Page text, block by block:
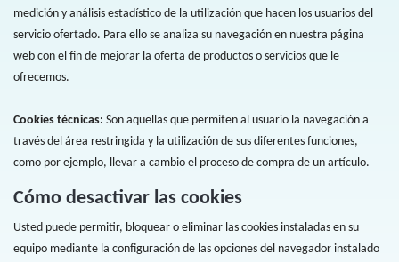
medición y análisis estadístico de la utilización que hacen los usuarios del
servicio ofertado. Para ello se analiza su navegación en nuestra página
web con el fin de mejorar la oferta de productos o servicios que le
ofrecemos.
Cookies técnicas: Son aquellas que permiten al usuario la navegación a
través del área restringida y la utilización de sus diferentes funciones,
como por ejemplo, llevar a cambio el proceso de compra de un artículo.
Cómo desactivar las cookies
Usted puede permitir, bloquear o eliminar las cookies instaladas en su
equipo mediante la configuración de las opciones del navegador instalado